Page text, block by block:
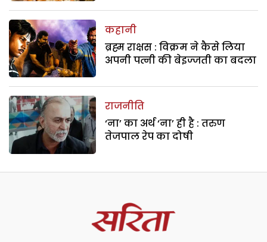
कहानी
ब्रह्म राक्षस : विक्रम ने कैसे लिया
अपनी पत्नी की बेइज्जती का बदला
राजनीति
‘ना’ का अर्थ ‘ना’ ही है : तरुण
तेजपाल रेप का दोषी